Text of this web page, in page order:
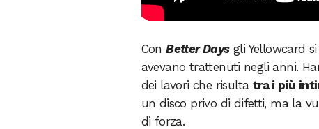
ConBetter Daysgli Yellowcard
avevano trattenuti negli anni.
dei lavori che risulta tra i più
un disco privo di difetti, ma la
di forza.